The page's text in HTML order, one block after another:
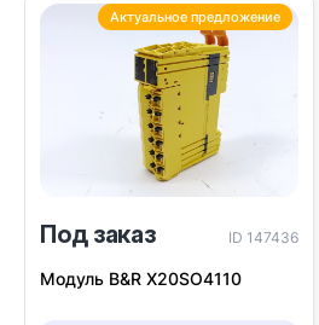
Актуальное предложение
Под заказ ID 147436
Модуль B&R X20SO4110